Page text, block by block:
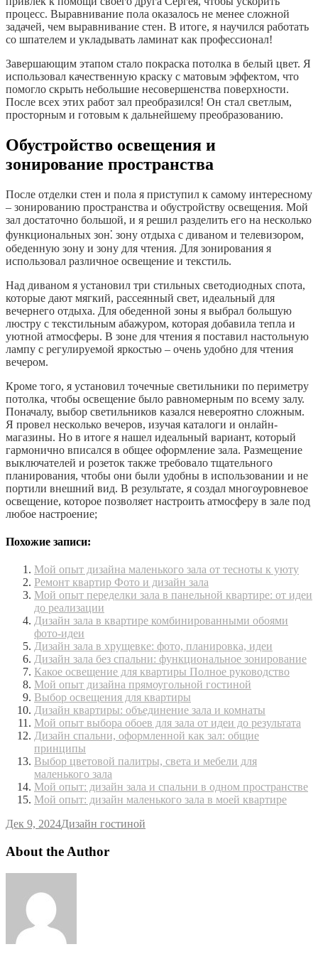
процесс. Выравнивание пола оказалось не менее сложной
задачей, чем выравнивание стен. В итоге, я научился работать
со шпателем и укладывать ламинат как профессионал!
Завершающим этапом стало покраска потолка в белый цвет. Я
использовал качественную краску с матовым эффектом, что
помогло скрыть небольшие несовершенства поверхности.
После всех этих работ зал преобразился! Он стал светлым,
просторным и готовым к дальнейшему преобразованию.
Обустройство освещения и
зонирование пространства
После отделки стен и пола я приступил к самому интересному
– зонированию пространства и обустройству освещения. Мой
зал достаточно большой, и я решил разделить его на несколько
функциональных зон⁚ зону отдыха с диваном и телевизором,
обеденную зону и зону для чтения. Для зонирования я
использовал различное освещение и текстиль.
Над диваном я установил три стильных светодиодных спота,
которые дают мягкий, рассеянный свет, идеальный для
вечернего отдыха. Для обеденной зоны я выбрал большую
люстру с текстильным абажуром, которая добавила тепла и
уютной атмосферы. В зоне для чтения я поставил настольную
лампу с регулируемой яркостью – очень удобно для чтения
вечером.
Кроме того, я установил точечные светильники по периметру
потолка, чтобы освещение было равномерным по всему залу.
Поначалу, выбор светильников казался невероятно сложным.
Я провел несколько вечеров, изучая каталоги и онлайн-
магазины. Но в итоге я нашел идеальный вариант, который
гармонично вписался в общее оформление зала. Размещение
выключателей и розеток также требовало тщательного
планирования, чтобы они были удобны в использовании и не
портили внешний вид. В результате, я создал многоуровневое
освещение, которое позволяет настроить атмосферу в зале под
любое настроение;
Похожие записи:
Мой опыт дизайна маленького зала от тесноты к уюту
Ремонт квартир Фото и дизайн зала
Мой опыт переделки зала в панельной квартире: от идеи
до реализации
Дизайн зала в квартире комбинированными обоями
фото-идеи
Дизайн зала в хрущевке: фото, планировка, идеи
Дизайн зала без спальни: функциональное зонирование
Какое освещение для квартиры Полное руководство
Мой опыт дизайна прямоугольной гостиной
Выбор освещения для квартиры
Дизайн квартиры: объединение зала и комнаты
Мой опыт выбора обоев для зала от идеи до результата
Дизайн спальни, оформленной как зал: общие
принципы
Выбор цветовой палитры, света и мебели для
маленького зала
Мой опыт: дизайн зала и спальни в одном пространстве
Мой опыт: дизайн маленького зала в моей квартире
Дек 9, 2024Дизайн гостиной
About the Author